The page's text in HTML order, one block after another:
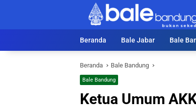
Beranda Bale Jabar Bale
Beranda Bale Bandung
Bale Bandung
Ketua Umum